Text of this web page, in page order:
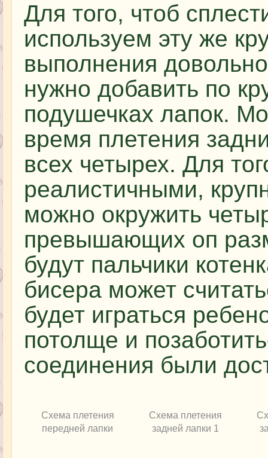
Для того, чтоб
используем эту же
выполнения
нужно добавить по
подушечках лапок.
время плетения
всех четырех. Для
реалистичными,
можно окружить
превышающих оп
будут пальчики
бисера может
будет играться
потолще и
соединения были
Схема плетения
передней лапки
Схема плетения
задней лапки 1